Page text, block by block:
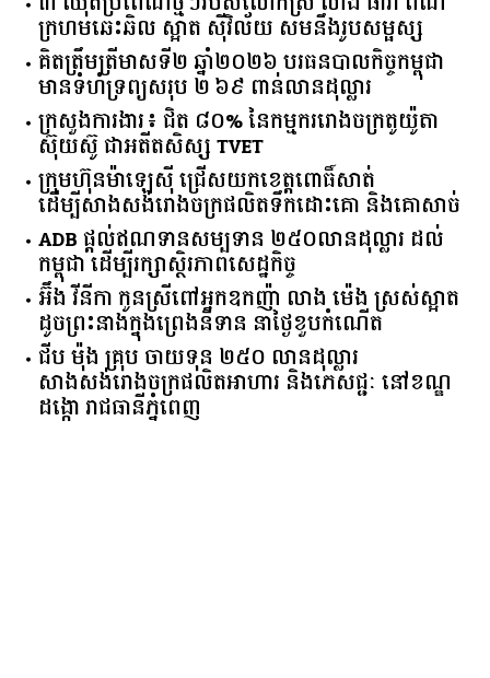
ក្រហមឆេះឆិល ស្អាត ​ស៊ីវិល័យ សមនឹងរូបសម្ផស្ស
គិត​ត្រឹមត្រីមាស​ទី​២​ ​ឆ្នាំ​២០២៦​ បរធន​បាលកិច្ច​កម្ពុជា​ ​
មាន​ទំហំ​ទ្រព្យ​សរុប​ ​២.៦៩​ ​ពាន់លាន​ដុល្លារ​
ក្រសួង​ការងារ​៖ ​ជិត​ ​៨០​% ​នៃ​កម្មករ​រោងចក្រ​តូយ៉ូតា ​
ស៊ុយ​ស៊ូ ​ជា​អតីត​សិស្ស​ ​TVET​
ក្រុមហ៊ុន​ម៉ាឡេស៊ី ជ្រើសយកខេត្ដពោធិ៍សាត់
ដើម្បីសាងសង់រោងចក្រផលិតទឹកដោះគោ និងគោសាច់
ADB ផ្តល់ឥណទានសម្បទាន ២៥០លានដុល្លារ ដល់
កម្ពុជា ដើម្បីរក្សាស្ថិរភាពសេដ្ឋកិច្ច
អ៊ឹង វីនីកា កូនស្រីពៅអ្នកឧកញ៉ា លាង ម៉េង ស្រស់ស្អាត
ដូចព្រះនាងក្នុងព្រេងនិទាន នាថ្ងៃខួបកំណើត
ជីប ម៉ុង គ្រុប ចាយទុន ២៥០ លានដុល្លារ
សាងសង់រោងចក្រផលិតអាហារ និងភេសជ្ជៈ នៅខណ្ឌ
ដង្កោ រាជធានីភ្នំពេញ